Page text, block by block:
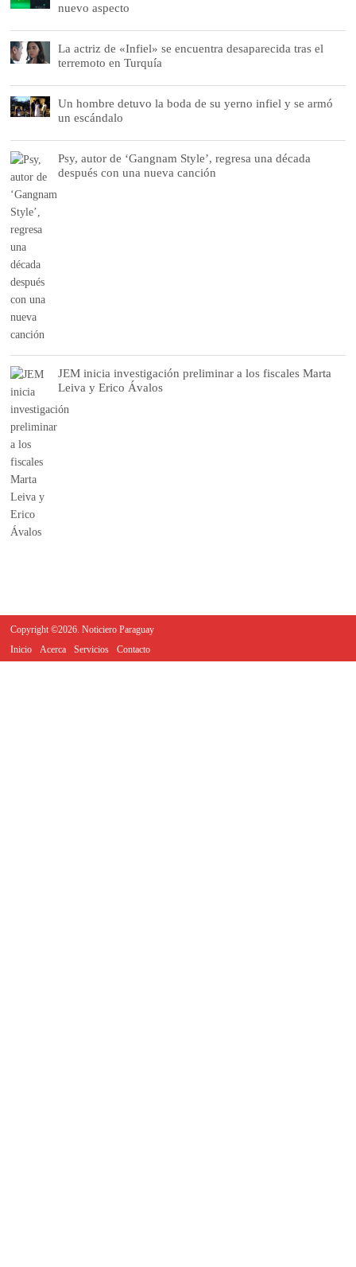
nuevo aspecto
La actriz de «Infiel» se encuentra desaparecida tras el
terremoto en Turquía
Un hombre detuvo la boda de su yerno infiel y se armó
un escándalo
Psy, autor de ‘Gangnam Style’, regresa una década
después con una nueva canción
JEM inicia investigación preliminar a los fiscales Marta
Leiva y Erico Ávalos
Copyright ©2026. Noticiero Paraguay
Inicio
Acerca Servicios Contacto